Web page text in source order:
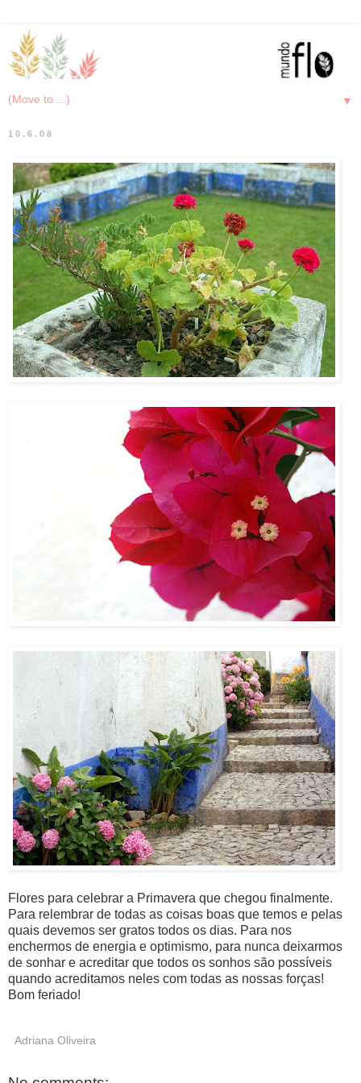
▼
10.6.08
Flores para celebrar a Primavera que chegou finalmente.
Para relembrar de todas as coisas boas que temos e pelas
quais devemos ser gratos todos os dias. Para nos
enchermos de energia e optimismo, para nunca deixarmos
de sonhar e acreditar que todos os sonhos são possíveis
quando acreditamos neles com todas as nossas forças!
Bom feriado!
Adriana Oliveira